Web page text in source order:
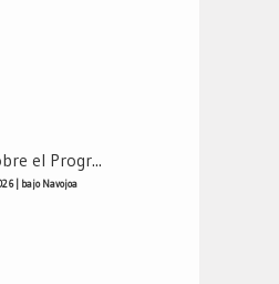
el Progr...
| bajoNavojoa